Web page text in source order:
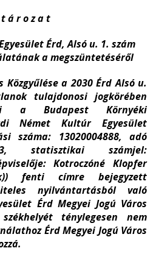
á r o z a t
Érd, Alsó u. 1. szám
a megszüntetéséről
Közgyűlése a 2030 Érd Alsó u.
tulajdonosi jogkörében
a Budapest Környéki
Német Kultúr Egyesület
száma: 13020004888, adó
statisztikai számjel:
Kotroczóné Klopfer
fenti címre bejegyzett
nyilvántartásból való
Érd Megyei Jogú Város
ténylegesen nem
Érd Megyei Jogú Város